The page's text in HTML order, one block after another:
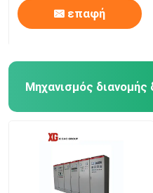
επαφή